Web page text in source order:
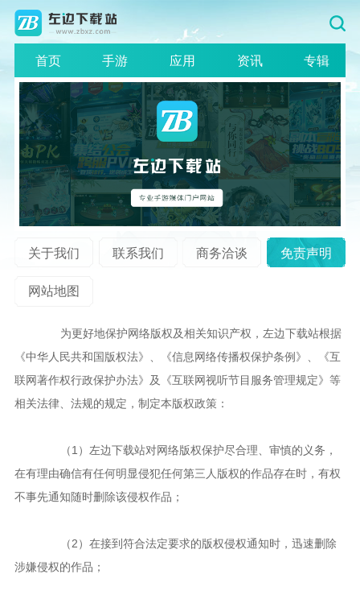
首页 手游 应用 资讯 专辑
关于我们 联系我们 商务洽谈 免责声明
网站地图
为更好地保护网络版权及相关知识产权，左边下载站根据
《中华人民共和国版权法》、《信息网络传播权保护条例》、《互
联网著作权行政保护办法》及《互联网视听节目服务管理规定》等
相关法律、法规的规定，制定本版权政策：
（1）左边下载站对网络版权保护尽合理、审慎的义务，
在有理由确信有任何明显侵犯任何第三人版权的作品存在时，有权
不事先通知随时删除该侵权作品；
（2）在接到符合法定要求的版权侵权通知时，迅速删除
涉嫌侵权的作品；